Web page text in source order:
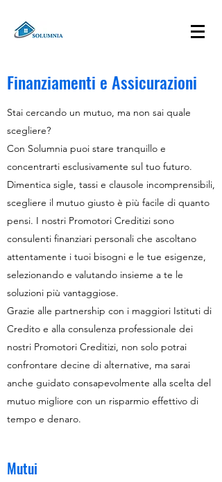
Finanziamenti e Assicurazioni
Stai cercando un mutuo, ma non sai quale
scegliere?
Con Solumnia puoi stare tranquillo e
concentrarti esclusivamente sul tuo futuro.
Dimentica sigle, tassi e clausole incomprensibili,
scegliere il mutuo giusto è più facile di quanto
pensi. I nostri Promotori Creditizi sono
consulenti finanziari personali che ascoltano
attentamente i tuoi bisogni e le tue esigenze,
selezionando e valutando insieme a te le
soluzioni più vantaggiose.
Grazie alle partnership con i maggiori Istituti di
Credito e alla consulenza professionale dei
nostri Promotori Creditizi, non solo potrai
confrontare decine di alternative, ma sarai
anche guidato consapevolmente alla scelta del
mutuo migliore con un risparmio effettivo di
tempo e denaro.
Mutui